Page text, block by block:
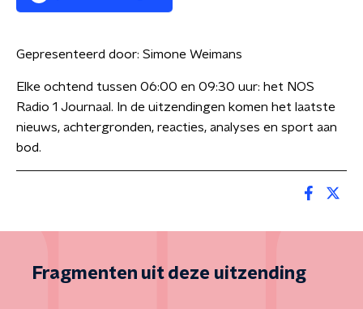
Gepresenteerd door: Simone Weimans
Elke ochtend tussen 06:00 en 09:30 uur: het NOS
Radio 1 Journaal. In de uitzendingen komen het laatste
nieuws, achtergronden, reacties, analyses en sport aan
bod.
Fragmenten uit deze uitzending